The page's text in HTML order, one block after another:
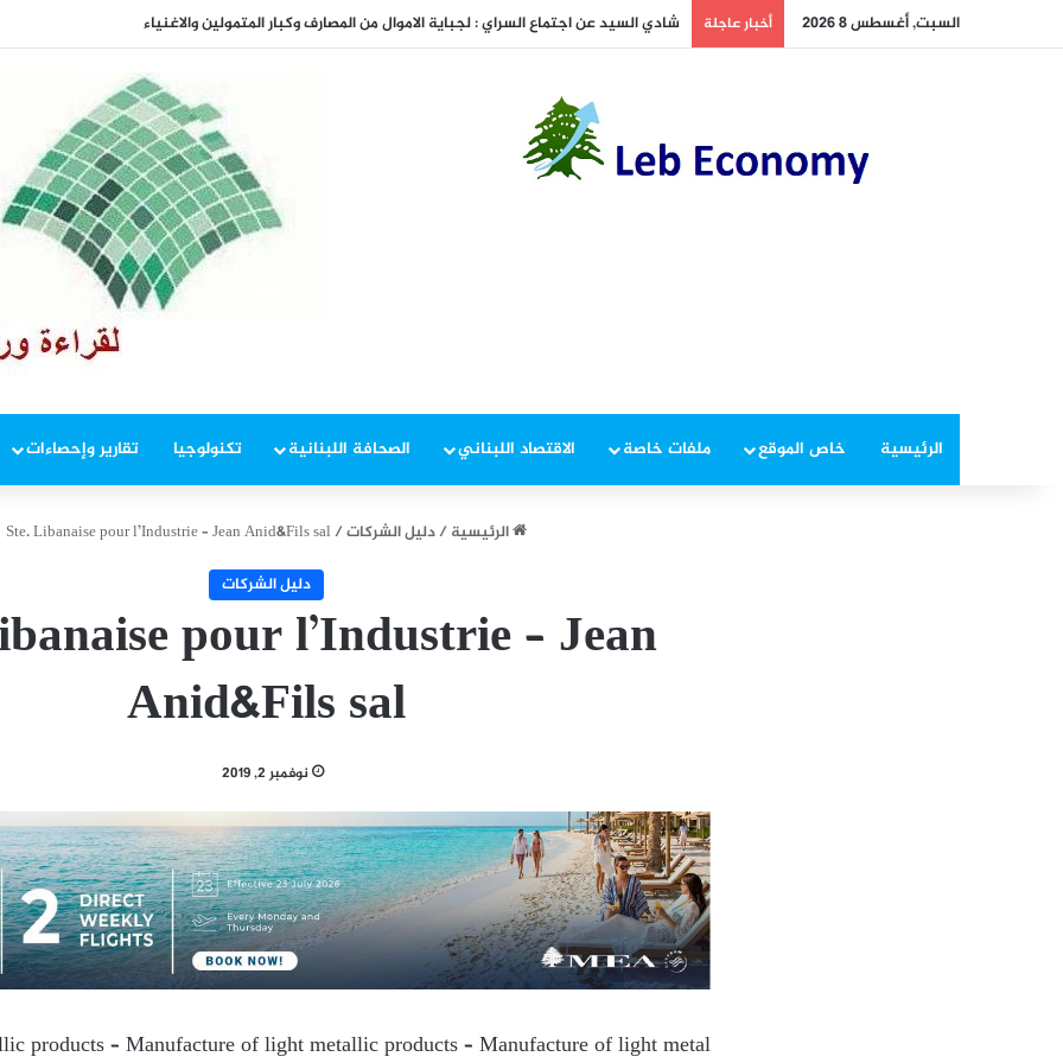
السبت, أغسطس 8 2026 أخبار عاجلة أخطر ما دار داخل غرفة المفاوضات
الرئيسية خاص الموقع ملفات خاصة الاقتصاد اللبناني الصحافة اللبنانية تكنولوجيا تقارير وإحصاءات
الرئيسية / دليل الشركات/
Ste. Libanaise pour l’Industrie – Jean Anid&Fils sal
دليل الشركات
pour l’Industrie – Jean
Anid&Fils sal
نوفمبر 2, 2019
products – Manufacture of light metallic products – Manufacture of light metal